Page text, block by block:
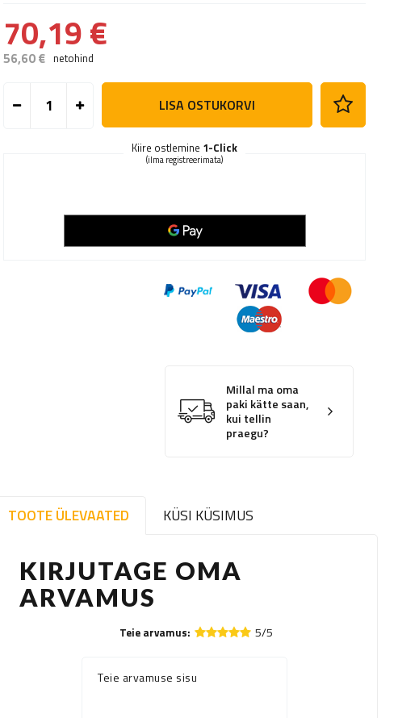
70,19 €
56,60 € netohind
LISA OSTUKORVI
Kiire ostlemine 1-Click
(ilma registreerimata)
Millal ma oma
paki kätte saan,
kui tellin
praegu?
TOOTE ÜLEVAATED KÜSI KÜSIMUS
KIRJUTAGE OMA
ARVAMUS
Teie arvamus: 5/5
Teie arvamuse sisu